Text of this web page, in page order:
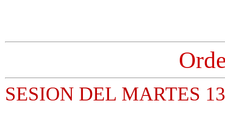
SESION DEL MARTES